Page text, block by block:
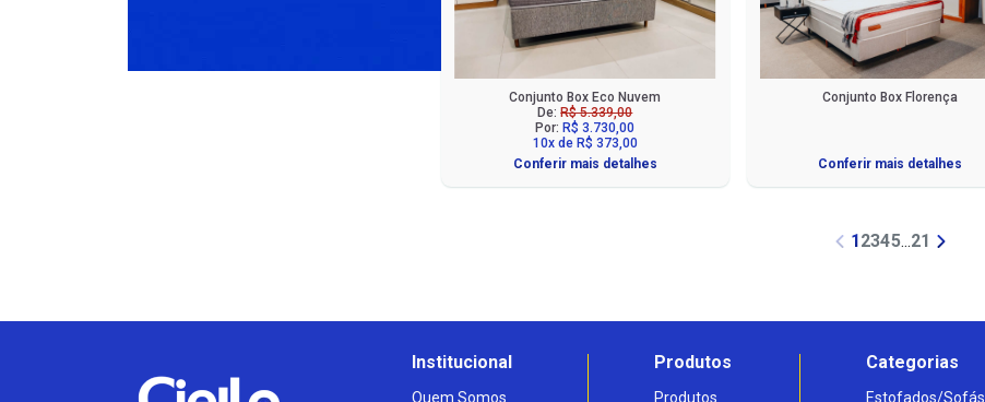
Conjunto Box Eco Nuvem
De:R$ 5.339,00
Por: R$ 3.730,00
10x de R$ 373,00
Conferir mais detalhes
Conjunto Box Florença
Conferir mais detalhes
12345...21
Institucional
Quem Somos
Produtos
Produtos
Categorias
Estofados/Sofás